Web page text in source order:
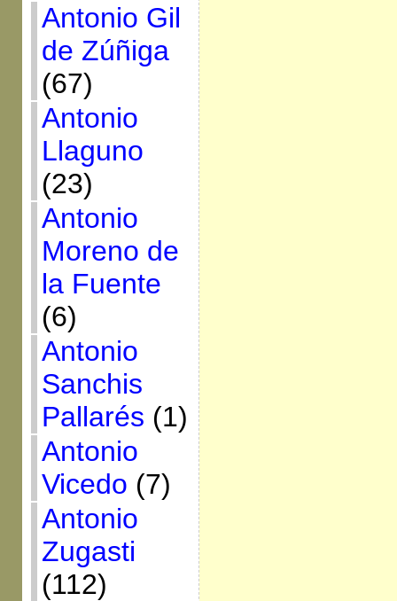
Antonio Gil
de Zúñiga
(67)
Antonio
Llaguno
(23)
Antonio
Moreno de
la Fuente
(6)
Antonio
Sanchis
Pallarés (1)
Antonio
Vicedo (7)
Antonio
Zugasti
(112)